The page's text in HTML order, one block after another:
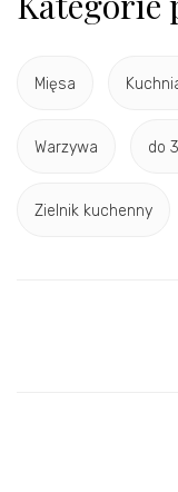
Mięsa
Warzywa do
Zielnik kuchenny